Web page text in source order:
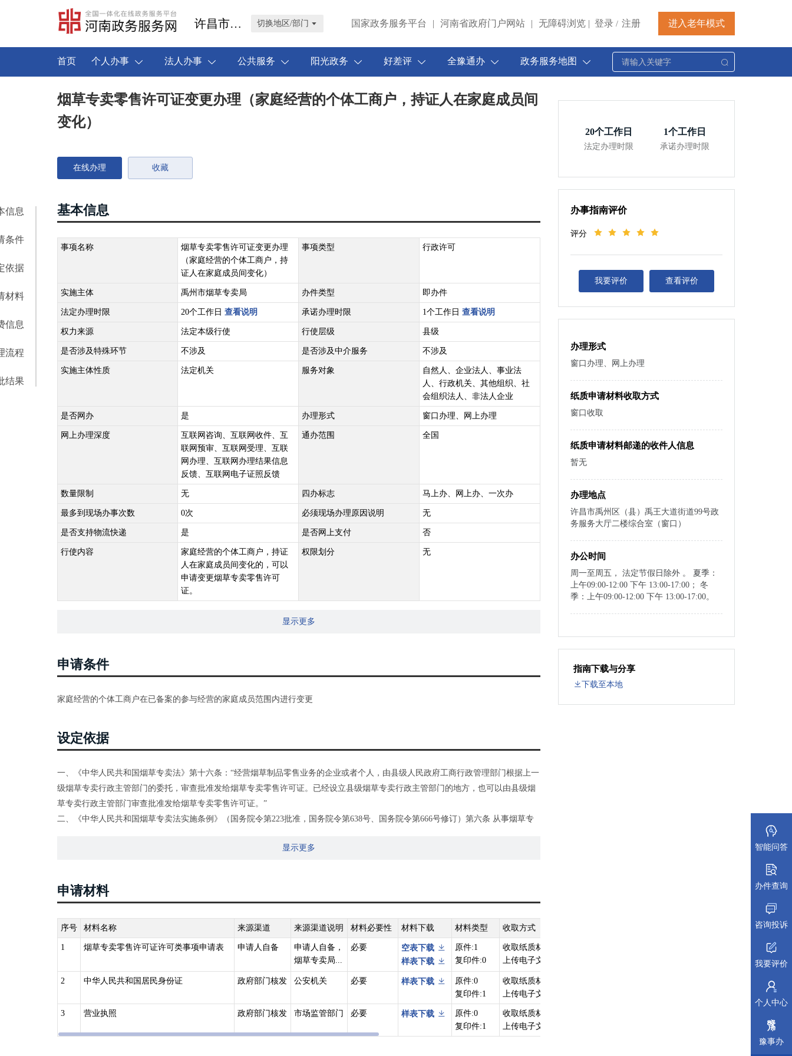
许昌市禹州市 切换地区/部门 国家政务服务平台 | 河南省政府门户网站 | 无障碍浏览 | 登录 / 注册 进入老年模式
首页 个人办事 法人办事 公共服务 阳光政务 好差评 全豫通办 政务服务地图
信息
条件
依据
材料
信息
流程
结果
烟草专卖零售许可证变更办理（家庭经营的个体工商户，持证人在家庭成员间
变化）
在线办理 收藏
基本信息
事项名称
烟草专卖零售许可证变更办理
（家庭经营的个体工商户，持
证人在家庭成员间变化）
事项类型 行政许可
实施主体 禹州市烟草专卖局 办件类型 即办件
法定办理时限 20个工作日 查看说明 承诺办理时限 1个工作日 查看说明
权力来源 法定本级行使 行使层级 县级
是否涉及特殊环节 不涉及 是否涉及中介服务 不涉及
实施主体性质 法定机关 服务对象
自然人、企业法人、事业法
人、行政机关、其他组织、社
会组织法人、非法人企业
是否网办 是 办理形式 窗口办理、网上办理
网上办理深度
互联网咨询、互联网收件、互
联网预审、互联网受理、互联
网办理、互联网办理结果信息
反馈、互联网电子证照反馈
通办范围 全国
数量限制 无 四办标志 马上办、网上办、一次办
最多到现场办事次数 0次 必须现场办理原因说明 无
是否支持物流快递 是 是否网上支付 否
行使内容
家庭经营的个体工商户，持证
人在家庭成员间变化的，可以
申请变更烟草专卖零售许可
证。
权限划分 无
显示更多
申请条件
家庭经营的个体工商户在已备案的参与经营的家庭成员范围内进行变更
设定依据
一、《中华人民共和国烟草专卖法》第十六条：“经营烟草制品零售业务的企业或者个人，由县级人民政府工商行政管理部门根据上一
级烟草专卖行政主管部门的委托，审查批准发给烟草专卖零售许可证。已经设立县级烟草专卖行政主管部门的地方，也可以由县级烟
草专卖行政主管部门审查批准发给烟草专卖零售许可证。”
二、《中华人民共和国烟草专卖法实施条例》（国务院令第223批准，国务院令第638号、国务院令第666号修订）第六条 从事烟草专
的规定，申请领取烟草专卖许可证。第十三条 申请领取烟草专卖零售许可证，依照《烟草专卖法》的规定办理。
证。
品零售业务的，由其经营场所所在地县级烟草专卖局受理、审查和审批。申请人经营场所所在地未设立县级烟草专卖局的，由地市级
烟草专卖局受理、审查和审批。
显示更多
申请材料
序号 材料名称 来源渠道 来源渠道说明 材料必要性 材料下载 材料类型 收取方式 材料依据
1 烟草专卖零售许可证许可类事项申请表 申请人自备
申请人自备，
烟草专卖局...
必要
空表下载
样表下载
原件:1
复印件:0
收取纸质材料、
上传电子文件
2 中华人民共和国居民身份证 政府部门核发 公安机关 必要 样表下载
原件:0
复印件:1
收取纸质材料、
上传电子文件
3 营业执照 政府部门核发 市场监管部门 必要 样表下载
原件:0
复印件:1
收取纸质材料、
上传电子文件
20个工作日
法定办理时限
1个工作日
承诺办理时限
办事指南评价
评分
我要评价 查看评价
办理形式
窗口办理、网上办理
纸质申请材料收取方式
窗口收取
纸质申请材料邮递的收件人信息
暂无
办理地点
许昌市禹州区（县）禹王大道街道99号政
务服务大厅二楼综合室（窗口）
办公时间
周一至周五， 法定节假日除外 。 夏季：
上午09:00-12:00 下午 13:00-17:00； 冬
季：上午09:00-12:00 下午 13:00-17:00。
指南下载与分享
下载至本地
智能问答
办件查询
咨询投诉
我要评价
个人中心
豫事办